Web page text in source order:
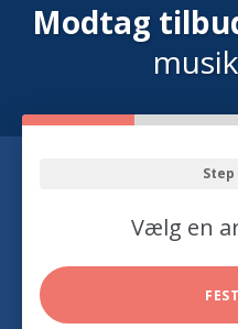
Modtag
Step
Vælg en